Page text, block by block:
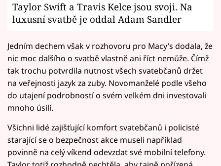
Taylor Swift a Travis Kelce jsou svoji. Na
luxusní svatbě je oddal Adam Sandler
Jedním dechem však v rozhovoru pro Macy’s dodala, že
nic moc dalšího o svatbě vlastně ani říct nemůže. Čímž
tak trochu potvrdila nutnost všech svatebčanů držet
na veřejnosti jazyk za zuby. Novomanželé podle všeho
do utajení podrobností o svém velkém dni investovali
mnoho úsilí.
Všichni lidé zajišťující komfort svatebčanů i policisté
starající se o bezpečnost akce museli například
povinně na celý víkend odevzdat své mobilní telefony.